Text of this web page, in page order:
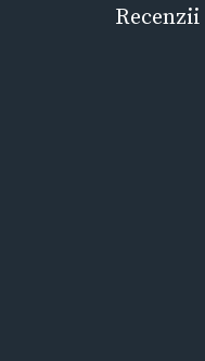
Recenzii